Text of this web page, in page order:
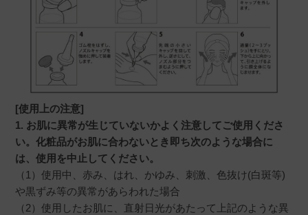
[使用上の注意]
1. お肌に異常が生じていないかよく注意してご使用くださ
い。化粧品がお肌に合わないとき即ち次のような場合に
は、使用を中止してください。
（1）使用中、赤み、はれ、かゆみ、刺激、色抜け(白斑等)
や黒ずみ等の異常があらわれた場合
（2）使用したお肌に、直射日光があたって上記のような異